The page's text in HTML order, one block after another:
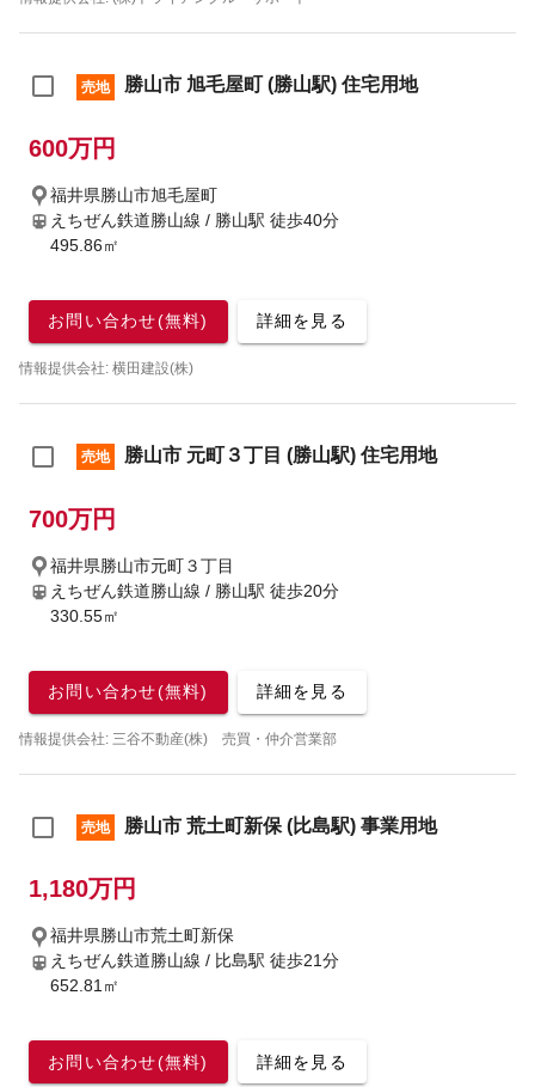
売地 勝山市 旭毛屋町 (勝山駅) 住宅用地
600万円
福井県勝山市旭毛屋町
えちぜん鉄道勝山線 / 勝山駅 徒歩40分
495.86㎡
お問い合わせ(無料) 詳細を見る
情報提供会社: 横田建設(株)
売地 勝山市 元町３丁目 (勝山駅) 住宅用地
700万円
福井県勝山市元町３丁目
えちぜん鉄道勝山線 / 勝山駅 徒歩20分
330.55㎡
お問い合わせ(無料) 詳細を見る
情報提供会社: 三谷不動産(株) 売買・仲介営業部
売地 勝山市 荒土町新保 (比島駅) 事業用地
1,180万円
福井県勝山市荒土町新保
えちぜん鉄道勝山線 / 比島駅 徒歩21分
652.81㎡
お問い合わせ(無料) 詳細を見る